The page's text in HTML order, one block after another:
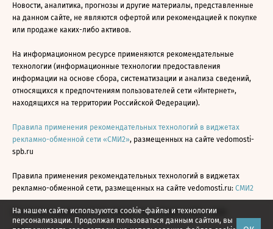
На нашем сайте используются cookie-файлы и технологии
персонализации. Продолжая пользоваться данным сайтом, вы
Новости, аналитика, прогнозы и другие материалы, представленные
на данном сайте, не являются офертой или рекомендацией к покупке
или продаже каких-либо активов.
На информационном ресурсе применяются рекомендательные
технологии (информационные технологии предоставления
информации на основе сбора, систематизации и анализа сведений,
относящихся к предпочтениям пользователей сети «Интернет»,
находящихся на территории Российской Федерации).
Правила применения рекомендательных технологий в виджетах
рекламно-обменной сети «СМИ2», размещенных на сайте vedomosti-
spb.ru
Правила применения рекомендательных технологий в виджетах
рекламно-обменной сети, размещенных на сайте vedomosti.ru: СМИ2
Все права защищены © АО «Бизнес Ньюс Медиа», 2024 - 2026